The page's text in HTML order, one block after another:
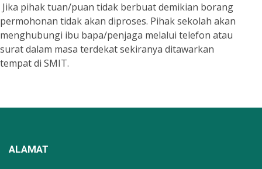
Jika pihak tuan/puan tidak berbuat demikian borang
permohonan tidak akan diproses. Pihak sekolah akan
menghubungi ibu bapa/penjaga melalui telefon atau
surat dalam masa terdekat sekiranya ditawarkan
tempat di SMIT.
ALAMAT